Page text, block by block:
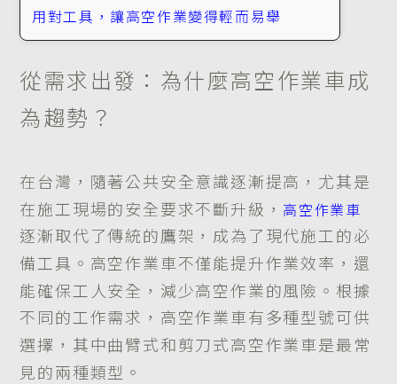
用對工具，讓高空作業變得輕而易舉
從需求出發：為什麼高空作業車成
為趨勢？
在台灣，隨著公共安全意識逐漸提高，尤其是
在施工現場的安全要求不斷升級， 高空作業車
逐漸取代了傳統的鷹架，成為了現代施工的必
備工具。高空作業車不僅能提升作業效率，還
能確保工人安全，減少高空作業的風險。根據
不同的工作需求，高空作業車有多種型號可供
選擇，其中曲臂式和剪刀式高空作業車是最常
見的兩種類型。